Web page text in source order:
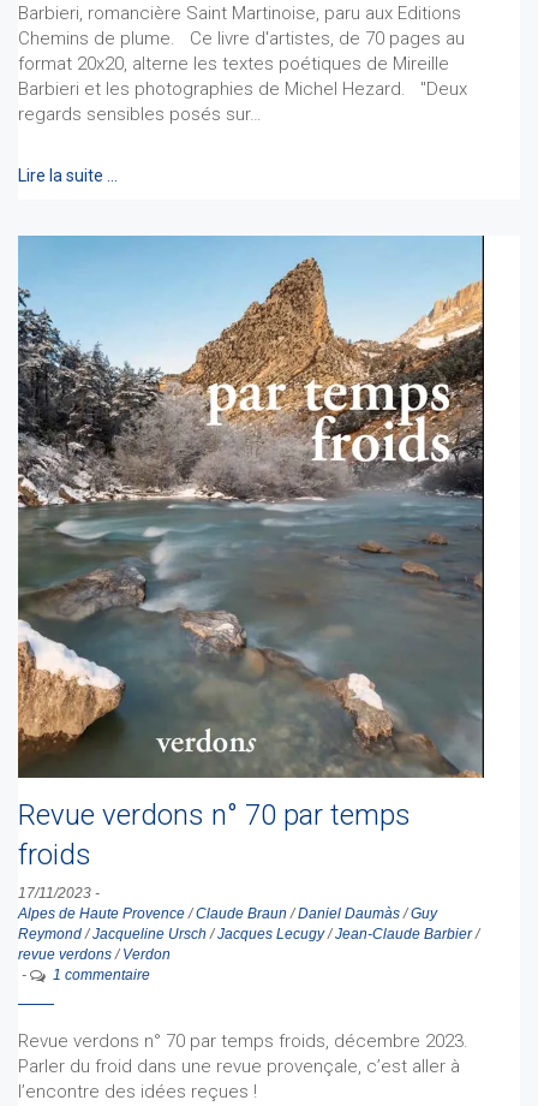
Barbieri, romancière Saint Martinoise, paru aux Editions
Chemins de plume. Ce livre d'artistes, de 70 pages au
format 20x20, alterne les textes poétiques de Mireille
Barbieri et les photographies de Michel Hezard. "Deux
regards sensibles posés sur…
Lire la suite …
Revue verdons n° 70 par temps
froids
17/11/2023 -
Alpes de Haute Provence/Claude Braun /Daniel Daumàs/Guy
Reymond/Jacqueline Ursch /Jacques Lecugy/Jean-Claude Barbier/
revue verdons/ Verdon
-
1 commentaire
Revue verdons n° 70 par temps froids, décembre 2023.
Parler du froid dans une revue provençale, c’est aller à
l’encontre des idées reçues !